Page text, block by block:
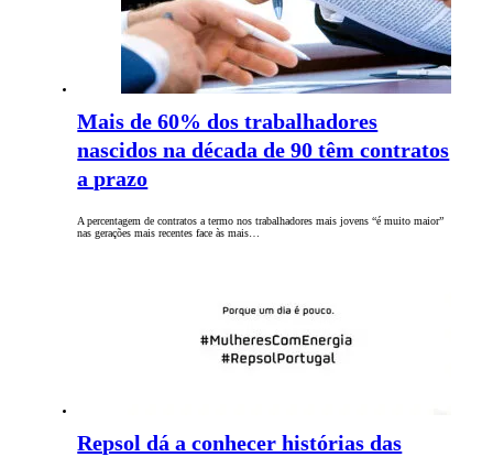
Mais de 60% dos trabalhadores
nascidos na década de 90 têm contratos
a prazo
A percentagem de contratos a termo nos trabalhadores mais jovens “é muito maior”
nas gerações mais recentes face às mais…
Repsol dá a conhecer histórias das